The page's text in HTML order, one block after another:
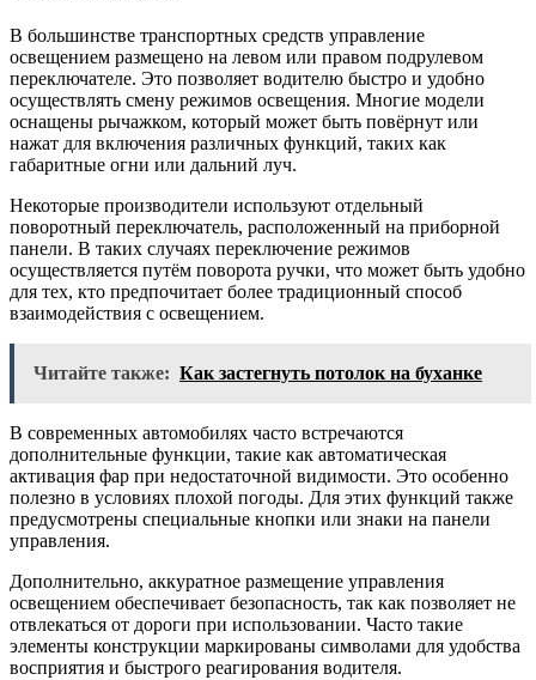
В большинстве транспортных средств управление
освещением размещено на левом или правом подрулевом
переключателе. Это позволяет водителю быстро и удобно
осуществлять смену режимов освещения. Многие модели
оснащены рычажком, который может быть повёрнут или
нажат для включения различных функций, таких как
габаритные огни или дальний луч.
Некоторые производители используют отдельный
поворотный переключатель, расположенный на приборной
панели. В таких случаях переключение режимов
осуществляется путём поворота ручки, что может быть удобно
для тех, кто предпочитает более традиционный способ
взаимодействия с освещением.
Читайте также: Как застегнуть потолок на буханке
В современных автомобилях часто встречаются
дополнительные функции, такие как автоматическая
активация фар при недостаточной видимости. Это особенно
полезно в условиях плохой погоды. Для этих функций также
предусмотрены специальные кнопки или знаки на панели
управления.
Дополнительно, аккуратное размещение управления
освещением обеспечивает безопасность, так как позволяет не
отвлекаться от дороги при использовании. Часто такие
элементы конструкции маркированы символами для удобства
восприятия и быстрого реагирования водителя.